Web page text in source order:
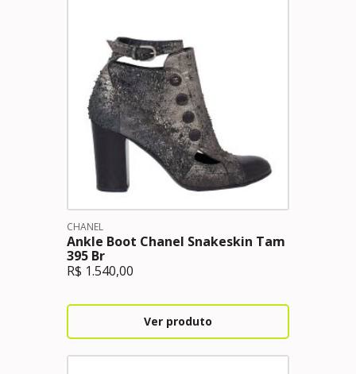
CHANEL
Ankle Boot Chanel Snakeskin Tam
395 Br
R$ 1.540,00
Ver produto